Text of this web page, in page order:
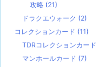
攻略 (21)
ドラクエウォーク (2)
コレクションカード (11)
TDRコレクションカード
マンホールカード (7)